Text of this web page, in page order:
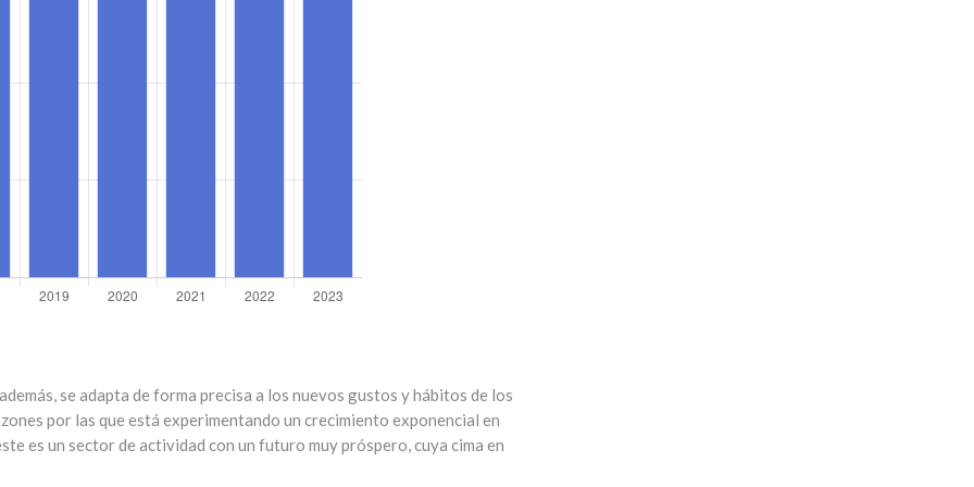
se adapta de forma precisa a los nuevos gustos y hábitos de los
por las que está experimentando un crecimiento exponencial en
es un sector de actividad con un futuro muy próspero, cuya cima en